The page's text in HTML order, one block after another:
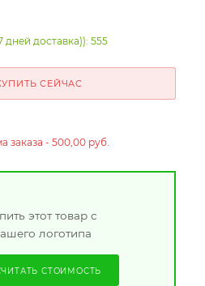
дней доставка)): 555
СЕЙЧАС
заказа - 500,00 руб.
этот товар с
логотипа
СТОИМОСТЬ